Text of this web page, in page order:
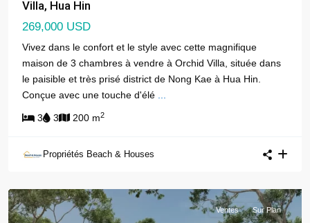
Villa, Hua Hin
269,000 USD
Vivez dans le confort et le style avec cette magnifique
maison de 3 chambres à vendre à Orchid Villa, située dans
le paisible et très prisé district de Nong Kae à Hua Hin.
Conçue avec une touche d'élé
3 3 200 m2
Propriétés Beach & Houses
Ventes Sur Plan